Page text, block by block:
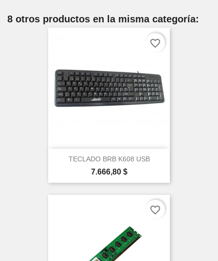
8 otros productos en la misma categoría:
TECLADO BRB K608 USB
Precio
7.666,80 $
favorite_border
favorite_border